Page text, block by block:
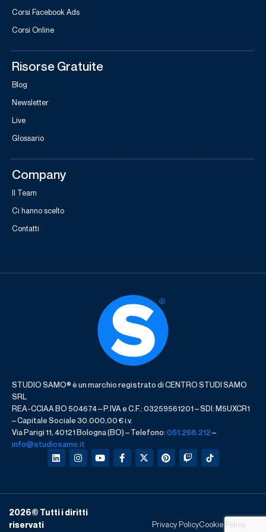
Corsi Facebook Ads
Corsi Online
Risorse Gratuite
Blog
Newsletter
Live
Glossario
Company
Il Team
Ci hanno scelto
Contatti
STUDIO SAMO® è un marchio registrato di CENTRO STUDI SAMO
SRL
REA-CCIAA BO 504674 – P.IVA e C.F.: 03259561201 – SDI: M5UXCR1
– Capitale Sociale 30.000,00 € i.v.
Via Parigi 11, 40121 Bologna (BO) – Telefono:051.268.212–
info@studiosamo.it
2026© Tutti i diritti
riservati​
Privacy PolicyCookie Policy